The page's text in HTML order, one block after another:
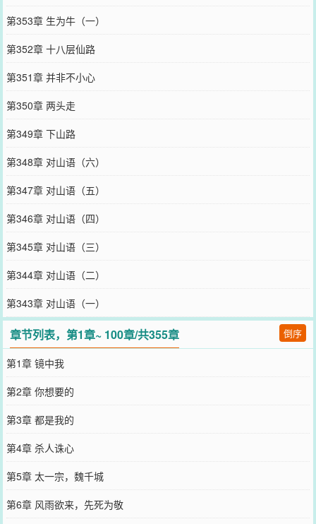
第353章 生为牛（一）
第352章 十八层仙路
第351章 并非不小心
第350章 两头走
第349章 下山路
第348章 对山语（六）
第347章 对山语（五）
第346章 对山语（四）
第345章 对山语（三）
第344章 对山语（二）
第343章 对山语（一）
章节列表，第1章~ 100章/共355章 倒序
第1章 镜中我
第2章 你想要的
第3章 都是我的
第4章 杀人诛心
第5章 太一宗，魏千城
第6章 风雨欲来，先死为敬